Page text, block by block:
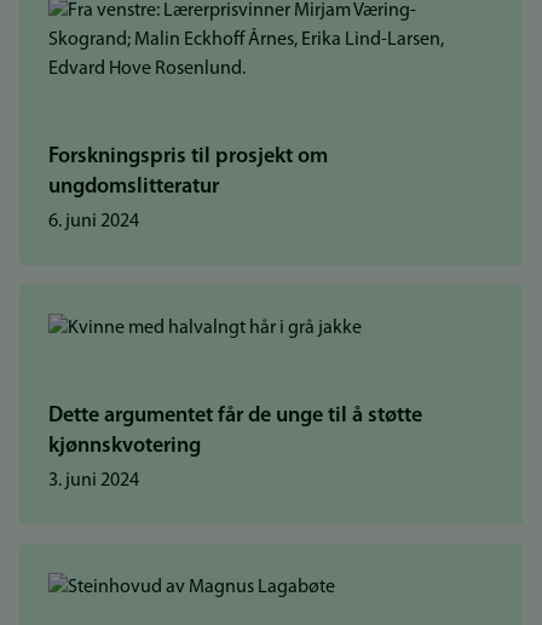
Forskningspris til prosjekt om
ungdomslitteratur
6. juni 2024
Dette argumentet får de unge til å støtte
kjønnskvotering
3. juni 2024